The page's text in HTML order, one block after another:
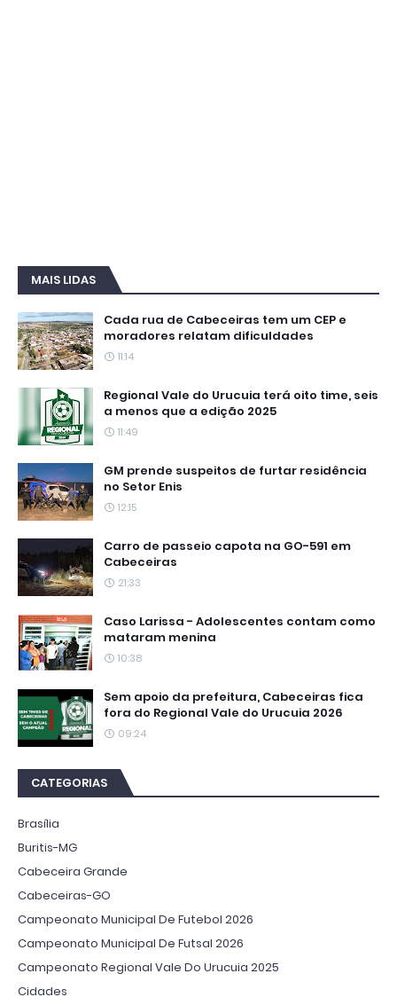
MAIS LIDAS
Cada rua de Cabeceiras tem um CEP e
moradores relatam dificuldades
11:14
Regional Vale do Urucuia terá oito time, seis
a menos que a edição 2025
11:49
GM prende suspeitos de furtar residência
no Setor Enis
12:15
Carro de passeio capota na GO-591 em
Cabeceiras
21:33
Caso Larissa - Adolescentes contam como
mataram menina
10:38
Sem apoio da prefeitura, Cabeceiras fica
fora do Regional Vale do Urucuia 2026
09:24
CATEGORIAS
Brasília
Buritis-MG
Cabeceira Grande
Cabeceiras-GO
Campeonato Municipal De Futebol 2026
Campeonato Municipal De Futsal 2026
Campeonato Regional Vale Do Urucuia 2025
Cidades